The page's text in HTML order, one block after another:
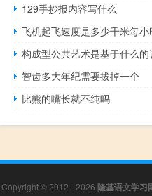
129手抄报内容写什么
飞机起飞速度是多少千米每小
构成型公共艺术是基于什么的
智齿多大年纪需要拔掉一个
比熊的嘴长就不纯吗
Copyright © 2012 - 2026 隆基语文学习